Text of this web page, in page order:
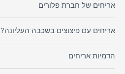
אריחים של חברת פלורים
אריחים עם פיצוצים בשכבה העליונה?
הדמיות אריחים